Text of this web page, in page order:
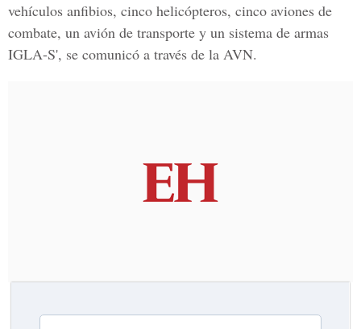
vehículos anfibios, cinco helicópteros, cinco aviones de
combate, un avión de transporte y un sistema de armas
IGLA-S', se comunicó a través de la AVN.